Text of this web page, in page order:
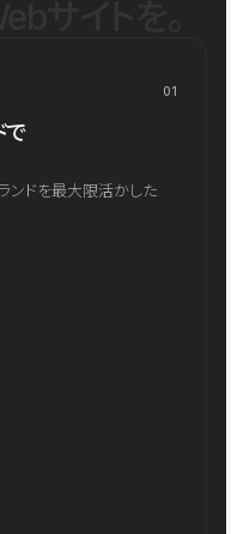
01
で
ンドを最大限活かした